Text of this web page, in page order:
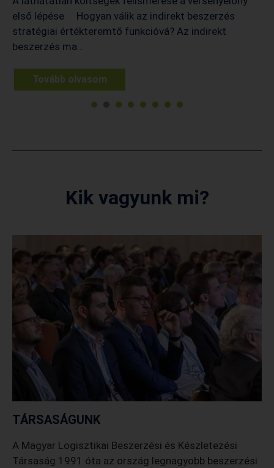
első lépése Hogyan válik az indirekt beszerzés
stratégiai értékteremtő funkcióvá? Az indirekt
beszerzés ma…
Tovább olvasom
Kik vagyunk mi?
TÁRSASÁGUNK
A Magyar Logisztikai Beszerzési és Készletezési
Társaság 1991 óta az ország legnagyobb beszerzési